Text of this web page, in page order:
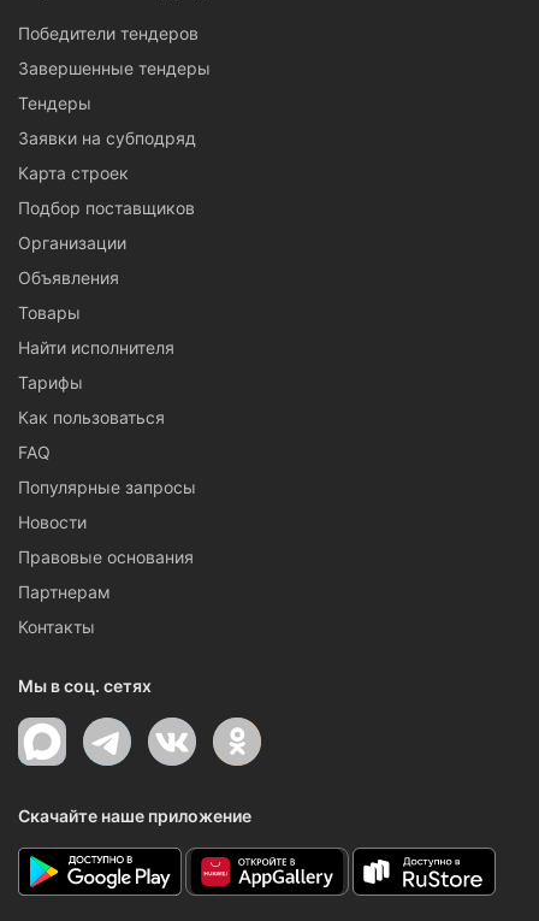
Победители тендеров
Завершенные тендеры
Тендеры
Заявки на субподряд
Карта строек
Подбор поставщиков
Организации
Объявления
Товары
Найти исполнителя
Тарифы
Как пользоваться
FAQ
Популярные запросы
Новости
Правовые основания
Партнерам
Контакты
Мы в соц. сетях
Скачайте наше приложение